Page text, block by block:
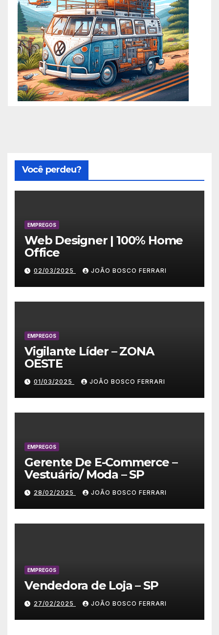
Você perdeu?
EMPREGOS
Web Designer | 100% Home
Office
02/03/2025 JOÃO BOSCO FERRARI
EMPREGOS
Vigilante Líder – ZONA
OESTE
01/03/2025 JOÃO BOSCO FERRARI
EMPREGOS
Gerente De E-Commerce –
Vestuário/ Moda – SP
28/02/2025 JOÃO BOSCO FERRARI
EMPREGOS
Vendedora de Loja – SP
27/02/2025 JOÃO BOSCO FERRARI